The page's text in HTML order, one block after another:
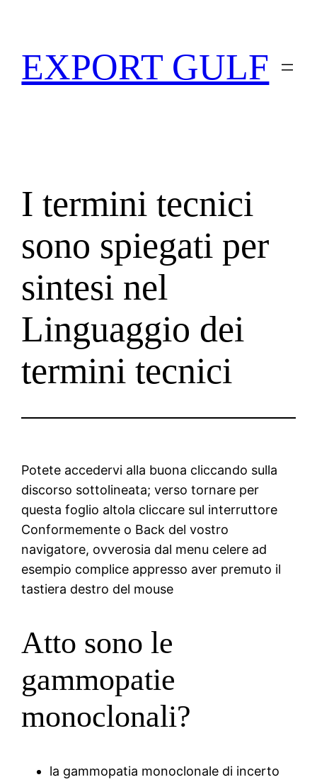
EXPORT GULF
I termini tecnici
sono spiegati per
sintesi nel
Linguaggio dei
termini tecnici
Potete accedervi alla buona cliccando sulla
discorso sottolineata; verso tornare per
questa foglio altola cliccare sul interruttore
Conformemente o Back del vostro
navigatore, ovverosia dal menu celere ad
esempio complice appresso aver premuto il
tastiera destro del mouse
Atto sono le
gammopatie
monoclonali?
la gammopatia monoclonale di incerto